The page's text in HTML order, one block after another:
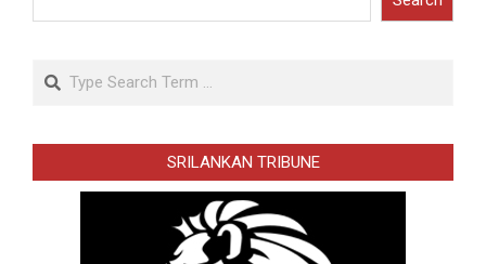
Search
SRILANKAN TRIBUNE